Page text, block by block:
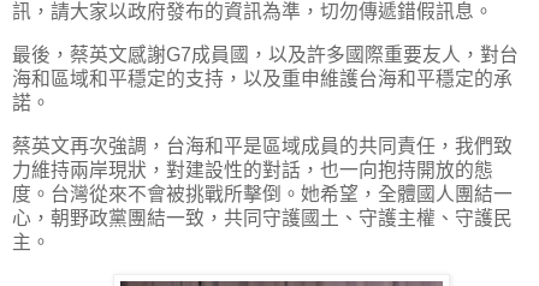
訊，請大家以政府發布的資訊為準，切勿傳遞錯假訊息。
最後，蔡英文感謝G7成員國，以及許多國際重要友人，對台
海和區域和平穩定的支持，以及重申維護台海和平穩定的承
諾。
蔡英文再次強調，台海和平是區域成員的共同責任，我們致
力維持兩岸現狀，對建設性的對話，也一向抱持開放的態
度。台灣從來不會被挑戰所擊倒。她希望，全體國人團結一
心，朝野政黨團結一致，共同守護國土、守護主權、守護民
主。